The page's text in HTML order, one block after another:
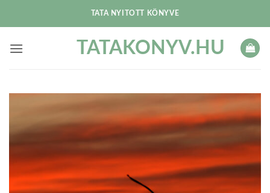
TATA NYITOTT KÖNYVE
TATAKONYV.HU